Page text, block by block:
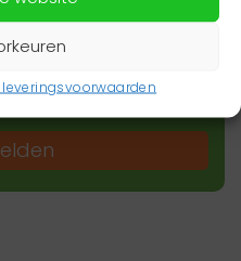
van het laatste
Schrijf je dan in voor